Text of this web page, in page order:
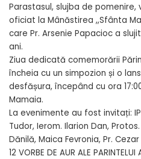
Parastasul, slujba de pomenire,
oficiat la Mânăstirea ,,Sfânta
care Pr. Arsenie Papacioc a
ani.
Ziua dedicată comemorării
încheia cu un simpozion și o
desfășura, începând cu ora
Mamaia.
La evenimente au fost invitați:
Tudor, Ierom. Ilarion Dan,
Dănilă, Maica Fevronia, Pr.
12 VORBE DE AUR ALE PARINTELUI